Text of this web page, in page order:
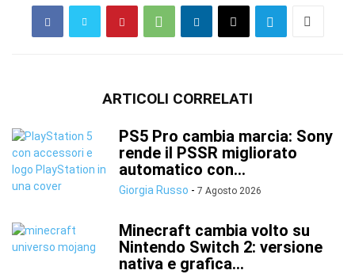
ARTICOLI CORRELATI
PS5 Pro cambia marcia: Sony
rende il PSSR migliorato
automatico con...
Giorgia Russo - 7 Agosto 2026
Minecraft cambia volto su
Nintendo Switch 2: versione
nativa e grafica...